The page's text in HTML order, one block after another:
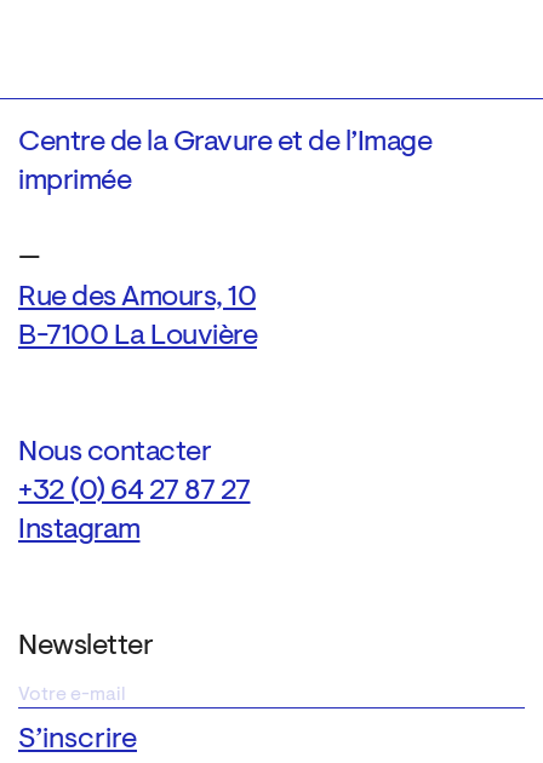
Centre de la Gravure et de l’Image
imprimée
—
Rue des Amours, 10
B-7100 La Louvière
Nous contacter
+32 (0) 64 27 87 27
Instagram
Newsletter